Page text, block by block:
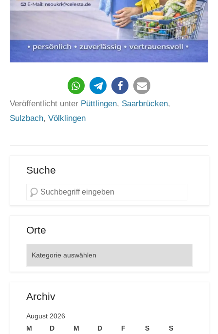
53
Veröffentlicht unter Püttlingen, Saarbrücken,
Sulzbach, Völklingen
Suche
Orte
Archiv
August 2026
M
D M D F S S